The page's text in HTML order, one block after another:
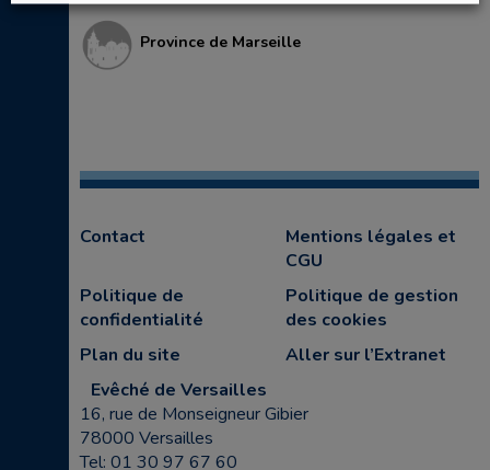
Province de Marseille
Contact
Mentions légales et
CGU
Politique de
confidentialité
Politique de gestion
des cookies
Plan du site
Aller sur l’Extranet
Evêché de Versailles
16, rue de Monseigneur Gibier
78000 Versailles
Tel: 01 30 97 67 60